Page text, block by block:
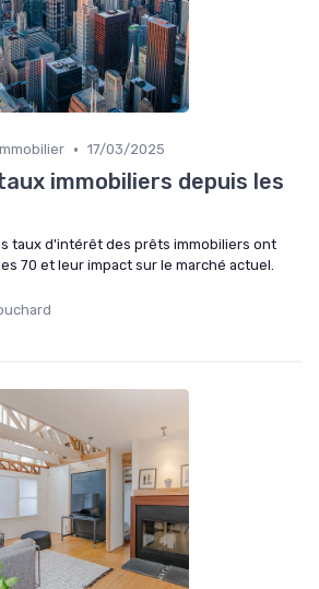
• 17/03/2025
immobiliers depuis les
taux d'intérêt des prêts immobiliers ont
70 et leur impact sur le marché actuel.